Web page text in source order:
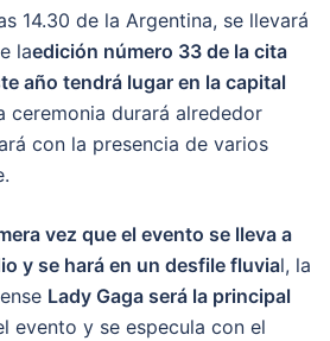
14.30 de la Argentina, se llevará
laedición número 33 de la cita
año tendrá lugar en la capital
ceremonia durará alrededor
con la presencia de varios
vez que el evento se lleva a
y se hará en un desfile fluvial, la
Lady Gaga será la principal
evento y se especula con el